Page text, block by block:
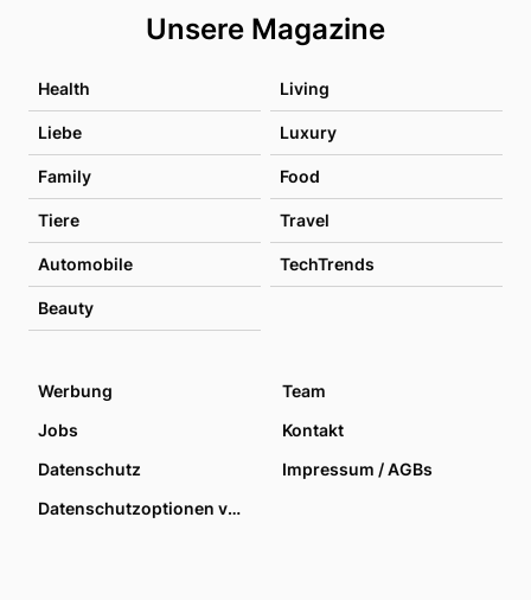
Unsere Magazine
Health Living
Liebe Luxury
Family Food
Tiere Travel
Automobile TechTrends
Beauty
Werbung
Team
Jobs
Kontakt
Datenschutz
Impressum / AGBs
Datenschutzoptionen verwalten